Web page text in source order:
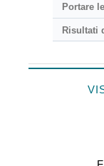
Portare
Risultati